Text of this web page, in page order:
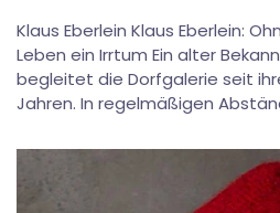
Klaus Eberlein Klaus Eberlein:
Leben ein Irrtum Ein alter
begleitet die Dorfgalerie seit
Jahren. In regelmäßigen